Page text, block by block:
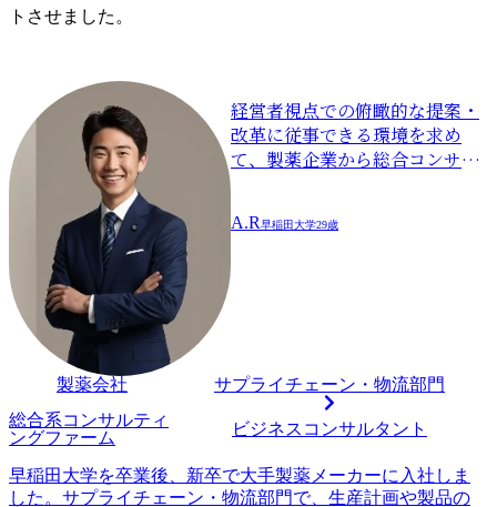
トさせました。​
経営者視点での俯瞰的な提案・
改革に従事できる環境を求め
て、製薬企業から総合コンサル
A.R早稲田大学29歳
製薬会社
サプライチェーン・物流部門
総合系コンサルティ
ングファーム
ビジネスコンサルタント
早稲田大学を卒業後、新卒で大手製薬メーカーに入社しま
した。サプライチェーン・物流部門で、生産計画や製品の